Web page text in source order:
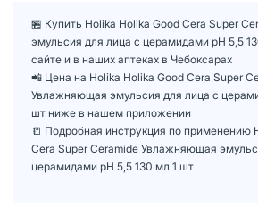
🏪 Купить Holika Holika Good Cera Super
эмульсия для лица с церамидами pH 5,5
сайте и в наших аптеках в Чебоксарах
📲 Цена на Holika Holika Good Cera Super
Увлажняющая эмульсия для лица с
шт ниже в нашем приложении
📒 Подробная инструкция по применению
Cera Super Ceramide Увлажняющая
церамидами pH 5,5 130 мл 1 шт